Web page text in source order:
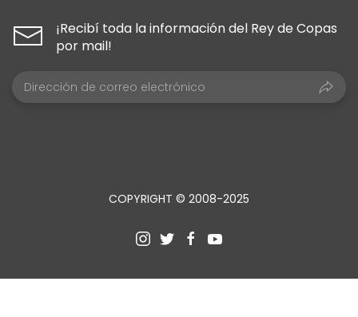
¡Recibí toda la información del Rey de Copas
por mail!
COPYRIGHT © 2008-2025